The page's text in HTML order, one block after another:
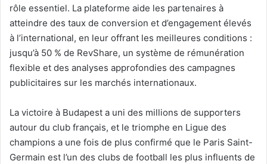
rôle essentiel. La plateforme aide les partenaires à
atteindre des taux de conversion et d’engagement élevés
à l’international, en leur offrant les meilleures conditions :
jusqu’à 50 % de RevShare, un système de rémunération
flexible et des analyses approfondies des campagnes
publicitaires sur les marchés internationaux.
La victoire à Budapest a uni des millions de supporters
autour du club français, et le triomphe en Ligue des
champions a une fois de plus confirmé que le Paris Saint-
Germain est l’un des clubs de football les plus influents de